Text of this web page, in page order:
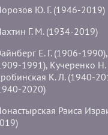
Ю. Г. (1946-2019)
Г. М. (1934-2019)
Е. Г. (1906-
1991), Кучеренко Н.
К. Л. (1940-
2020)
Раиса